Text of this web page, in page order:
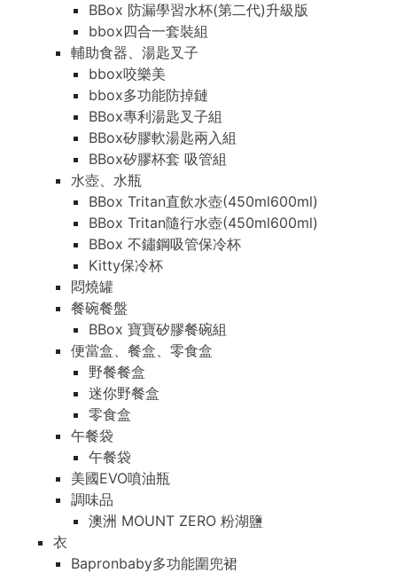
BBox 防漏學習水杯(第二代)升級版
bbox四合一套裝組
輔助食器、湯匙叉子
bbox咬樂美
bbox多功能防掉鏈
BBox專利湯匙叉子組
BBox矽膠軟湯匙兩入組
BBox矽膠杯套 吸管組
水壺、水瓶
BBox Tritan直飲水壺(450ml600ml)
BBox Tritan隨行水壺(450ml600ml)
BBox 不鏽鋼吸管保冷杯
Kitty保冷杯
悶燒罐
餐碗餐盤
BBox 寶寶矽膠餐碗組
便當盒、餐盒、零食盒
野餐餐盒
迷你野餐盒
零食盒
午餐袋
午餐袋
美國EVO噴油瓶
調味品
澳洲 MOUNT ZERO 粉湖鹽
衣
Bapronbaby多功能圍兜裙